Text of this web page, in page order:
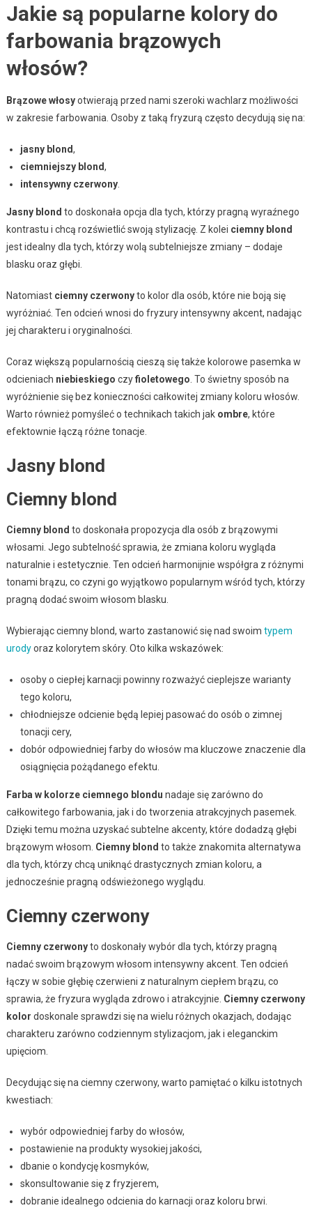
Jakie są popularne kolory do
farbowania brązowych
włosów?
Brązowe włosyotwierają przed nami szeroki wachlarz możliwości
w zakresie farbowania. Osoby z taką fryzurą często decydują się na:
jasny blond,
ciemniejszy blond,
intensywny czerwony.
Jasny blond to doskonała opcja dla tych, którzy pragną wyraźnego
kontrastu i chcą rozświetlić swoją stylizację. Z kolei ciemny blond
jest idealny dla tych, którzy wolą subtelniejsze zmiany – dodaje
blasku oraz głębi.
Natomiast ciemny czerwonyto kolor dla osób, które nie boją się
wyróżniać. Ten odcień wnosi do fryzury intensywny akcent, nadając
jej charakteru i oryginalności.
Coraz większą popularnością cieszą się także kolorowe pasemka w
odcieniach niebieskiego czyfioletowego . To świetny sposób na
wyróżnienie się bez konieczności całkowitej zmiany koloru włosów.
Warto również pomyśleć o technikach takich jak ombre, które
efektownie łączą różne tonacje.
Jasny blond
Ciemny blond
Ciemny blond to doskonała propozycja dla osób z brązowymi
włosami. Jego subtelność sprawia, że zmiana koloru wygląda
naturalnie i estetycznie. Ten odcień harmonijnie współgra z różnymi
tonami brązu, co czyni go wyjątkowo popularnym wśród tych, którzy
pragną dodać swoim włosom blasku.
Wybierając ciemny blond, warto zastanowić się nad swoim typem
urodyoraz kolorytem skóry. Oto kilka wskazówek:
osoby o ciepłej karnacji powinny rozważyć cieplejsze warianty
tego koloru,
chłodniejsze odcienie będą lepiej pasować do osób o zimnej
tonacji cery,
dobór odpowiedniej farby do włosów ma kluczowe znaczenie dla
osiągnięcia pożądanego efektu.
Farba w kolorze ciemnego blondu nadaje się zarówno do
całkowitego farbowania, jak i do tworzenia atrakcyjnych pasemek.
Dzięki temu można uzyskać subtelne akcenty, które dodadzą głębi
brązowym włosom. Ciemny blond to także znakomita alternatywa
dla tych, którzy chcą uniknąć drastycznych zmian koloru, a
jednocześnie pragną odświeżonego wyglądu.
Ciemny czerwony
Ciemny czerwonyto doskonały wybór dla tych, którzy pragną
nadać swoim brązowym włosom intensywny akcent. Ten odcień
łączy w sobie głębię czerwieni z naturalnym ciepłem brązu, co
sprawia, że fryzura wygląda zdrowo i atrakcyjnie. Ciemny czerwony
kolor doskonale sprawdzi się na wielu różnych okazjach, dodając
charakteru zarówno codziennym stylizacjom, jak i eleganckim
upięciom.
Decydując się na ciemny czerwony, warto pamiętać o kilku istotnych
kwestiach:
wybór odpowiedniej farby do włosów,
postawienie na produkty wysokiej jakości,
dbanie o kondycję kosmyków,
skonsultowanie się z fryzjerem,
dobranie idealnego odcienia do karnacji oraz koloru brwi.